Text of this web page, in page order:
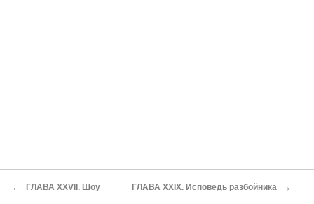
← ГЛАВА XXVII. Шоу ГЛАВА XXIX. Исповедь разбойника →